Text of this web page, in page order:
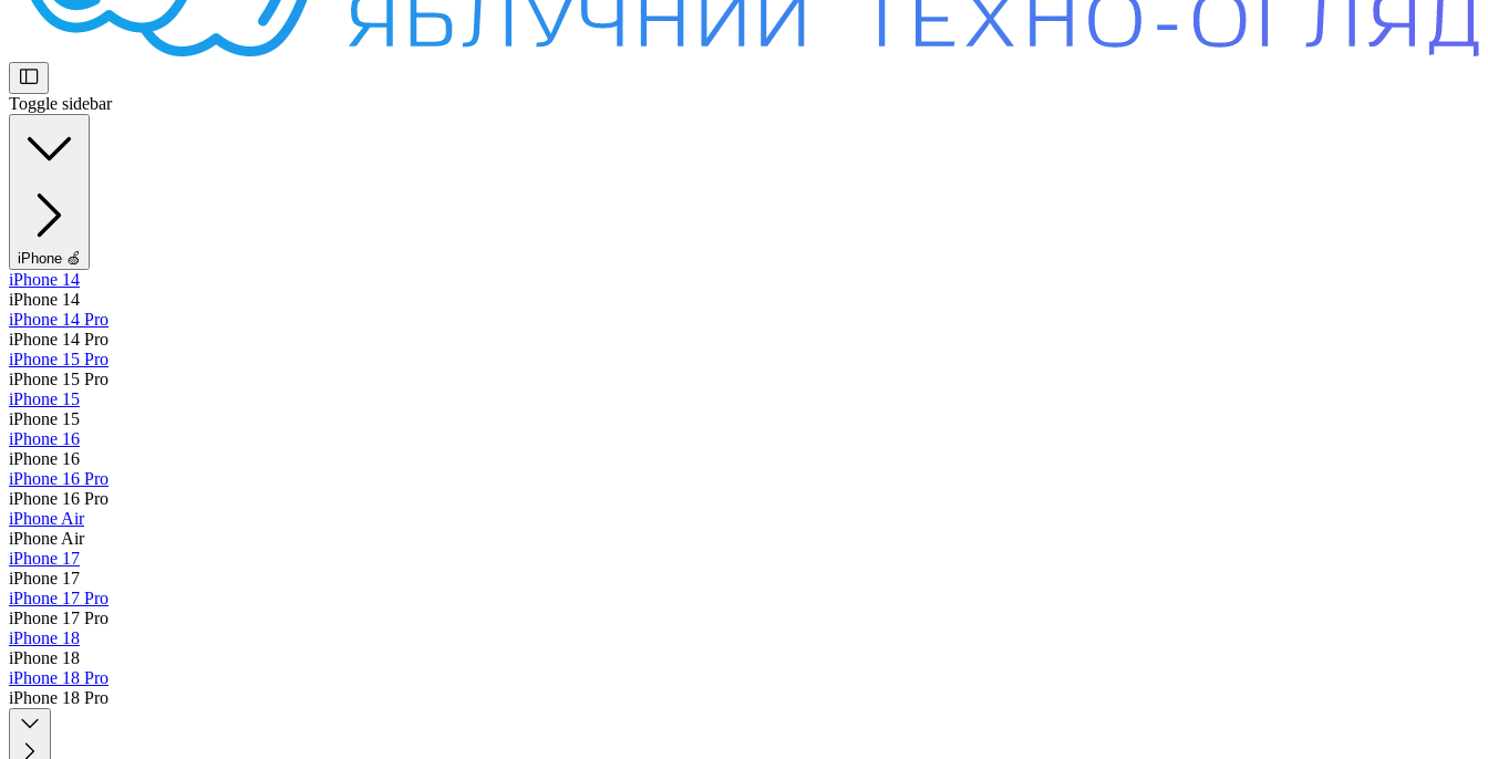
Toggle sidebar
iPhone 🍏
iPhone 14
iPhone 14
iPhone 14 Pro
iPhone 14 Pro
iPhone 15 Pro
iPhone 15 Pro
iPhone 15
iPhone 15
iPhone 16
iPhone 16
iPhone 16 Pro
iPhone 16 Pro
iPhone Air
iPhone Air
iPhone 17
iPhone 17
iPhone 17 Pro
iPhone 17 Pro
iPhone 18
iPhone 18
iPhone 18 Pro
iPhone 18 Pro